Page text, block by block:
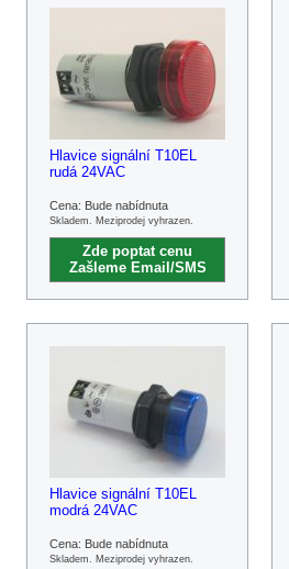
Hlavice signální T10EL
rudá 24VAC
Cena: Bude nabídnuta
Skladem. Meziprodej vyhrazen.
Zde poptat cenu
Zašleme Email/SMS
Hlavice signální T10EL
modrá 24VAC
Cena: Bude nabídnuta
Skladem. Meziprodej vyhrazen.